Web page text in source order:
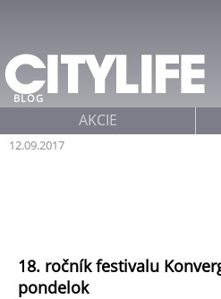
12.09.2017
BLOG
18. ročník festivalu
pondelok
AKCIE